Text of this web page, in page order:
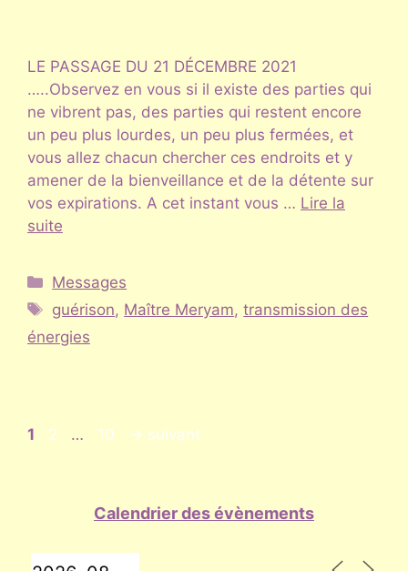
LE PASSAGE DU 21 DÉCEMBRE 2021
…..Observez en vous si il existe des parties qui
ne vibrent pas, des parties qui restent encore
un peu plus lourdes, un peu plus fermées, et
vous allez chacun chercher ces endroits et y
amener de la bienveillance et de la détente sur
vos expirations. A cet instant vous … Lire la
suite
Catégories
Messages
Étiquettes
guérison, Maître Meryam,transmission des
énergies
Page
1 Page
2 … Page
10 → suivant
Calendrier des évènements